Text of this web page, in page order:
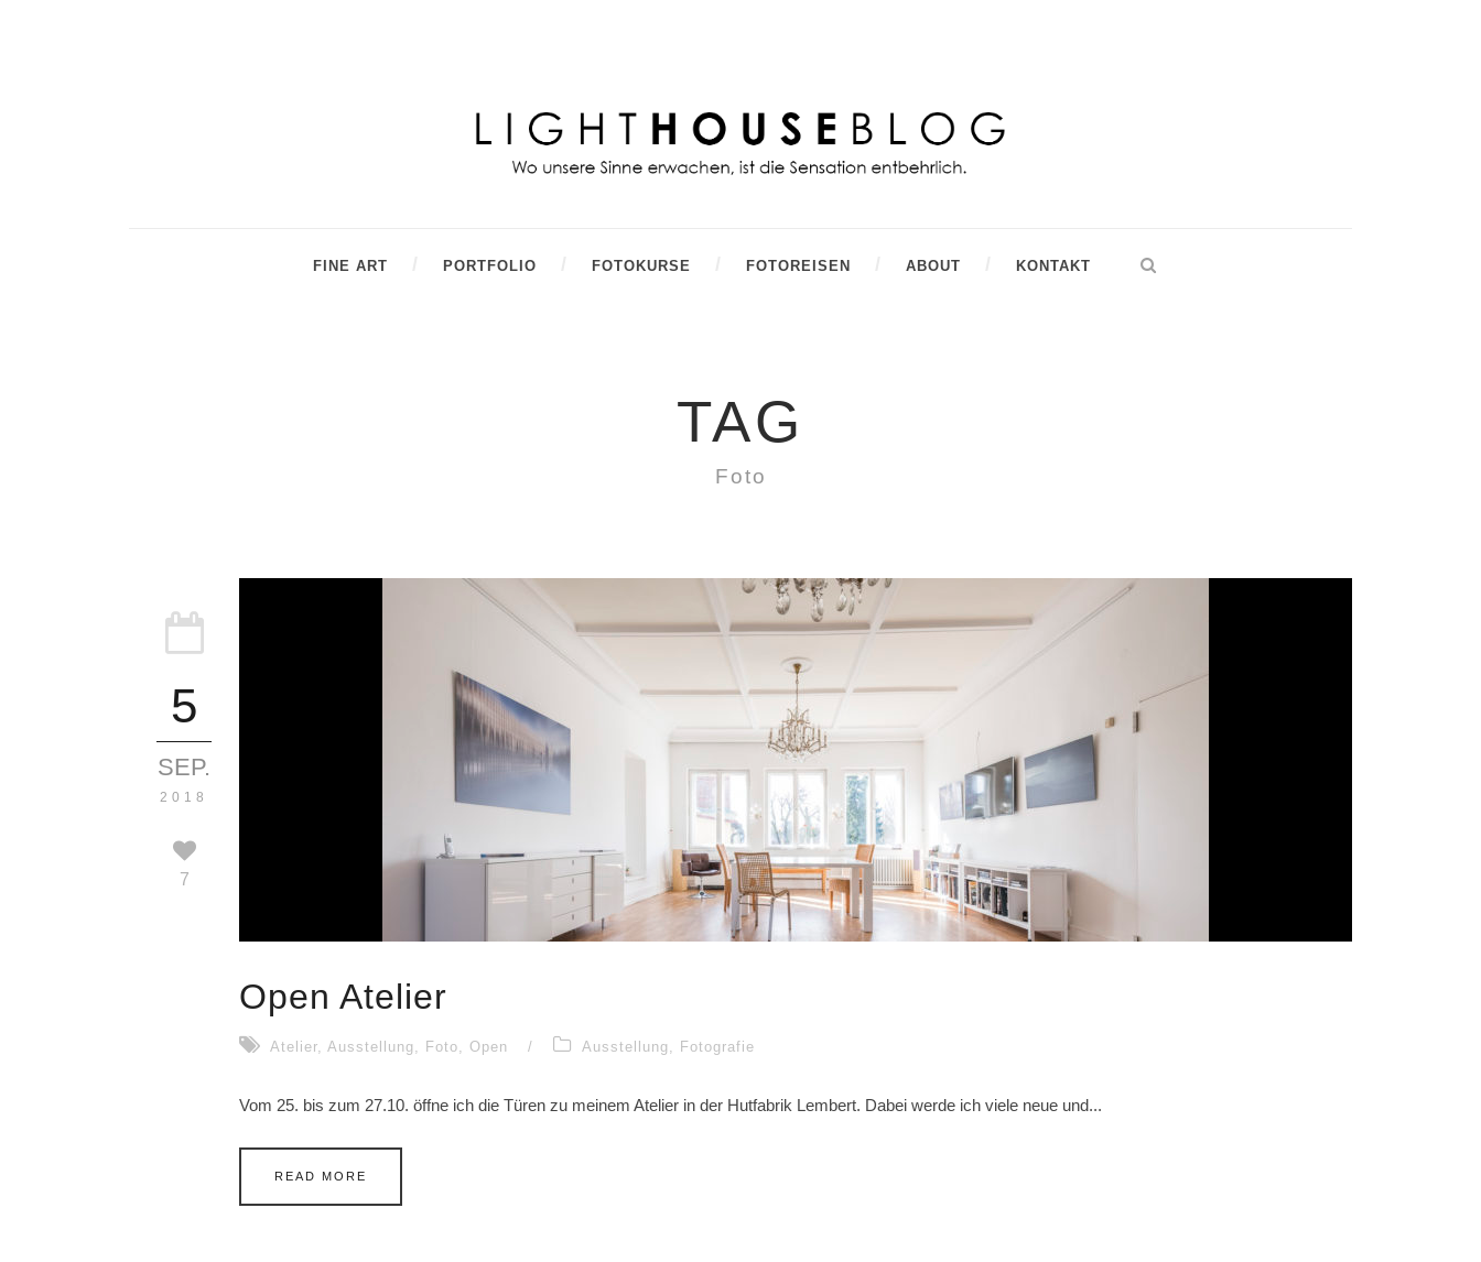
FINE ART PORTFOLIO FOTOKURSE FOTOREISEN ABOUT KONTAKT
TAG
Foto
5
SEP.
2018
7
Open Atelier
Atelier Ausstellung Foto Open / Ausstellung Fotografie
Vom 25. bis zum 27.10. öffne ich die Türen zu meinem Atelier in der Hutfabrik Lembert. Dabei werde ich viele neue und...
READ MORE